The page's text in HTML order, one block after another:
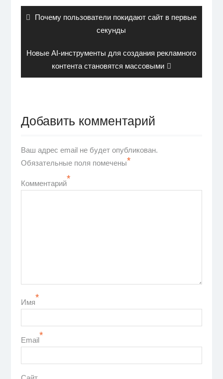
записям
Previous
Почему пользователи покидают сайт в первые
секунды
Next
Новые AI-инструменты для создания рекламного
контента становятся массовыми
Добавить комментарий
Ваш адрес email не будет опубликован.
Обязательные поля помечены*
Комментарий*
Имя*
Email*